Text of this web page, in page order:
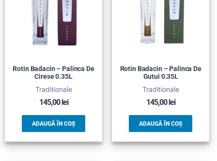
Rotin Badacin – Palinca De
Cirese 0.35L
Traditionale
145,00lei
ADAUGĂ ÎN COȘ
Rotin Badacin – Palinca De
Gutui 0.35L
Traditionale
145,00lei
ADAUGĂ ÎN COȘ